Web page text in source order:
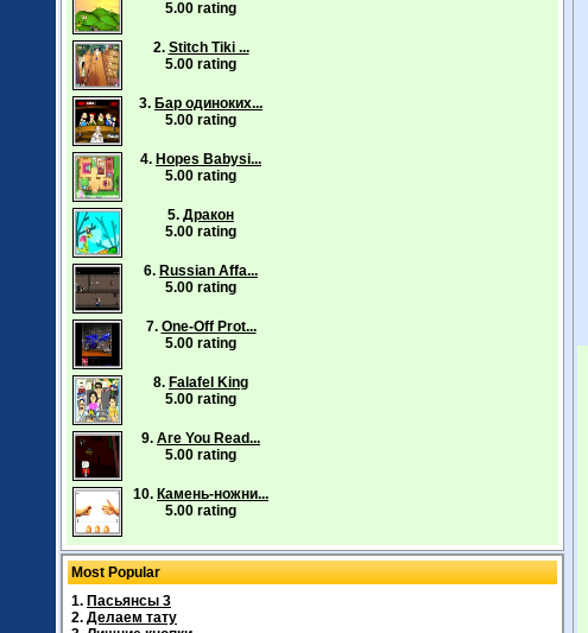
5.00 rating
2. Stitch Tiki ...
5.00 rating
3. Бар одиноких...
5.00 rating
4. Hopes Babysi...
5.00 rating
5. Дракон
5.00 rating
6. Russian Affa...
5.00 rating
7. One-Off Prot...
5.00 rating
8. Falafel King
5.00 rating
9. Are You Read...
5.00 rating
10. Камень-ножни...
5.00 rating
Most Popular
1. Пасьянсы 3
2. Делаем тату